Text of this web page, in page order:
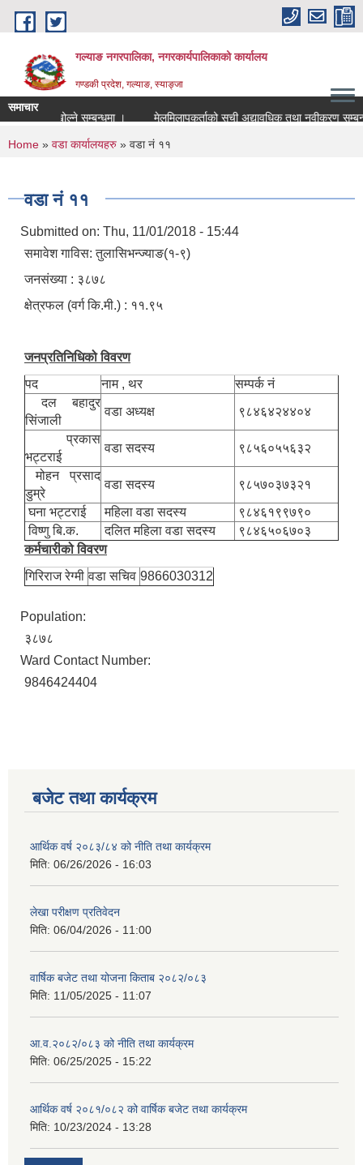
Skip to main content
गल्याङ नगरपालिका, नगरकार्यपालिकाको कार्यालय
गण्डकी प्रदेश, गल्याङ, स्याङ्जा
समाचार
प्रस्ताव खोल्ने सम्बन्धमा ।
मेलमिलापकर्ताको सूची अद्यावधिक तथा
You are here
Home » वडा कार्यालयहरु » वडा नं ११
वडा नं ११
Submitted on: Thu, 11/01/2018 - 15:44
समावेश गाविस: तुलासिभन्ज्याङ(१-९)
जनसंख्या : ३८७८
क्षेत्रफल (वर्ग कि.मी.) : ११.९५
जनप्रतिनिधिको विवरण
पद
नाम , थर
सम्पर्क नं
दल बहादुर
सिंजाली
वडा अध्यक्ष
९८४६४२४४०४
प्रकास
भट्टराई
वडा सदस्य
९८५६०५५६३२
मोहन प्रसाद
डुम्रे
वडा सदस्य
९८५७०३७३२१
घना भट्टराई
महिला वडा सदस्य
९८४६१९९७९०
विष्णु बि.क.
दलित महिला वडा सदस्य
९८४६५०६७०३
कर्मचारीको विवरण
गिरिराज रेग्मी वडा सचिव 9866030312
Population:
३८७८
Ward Contact Number:
9846424404
बजेट तथा कार्यक्रम
आर्थिक वर्ष २०८३/८४ को नीति तथा कार्यक्रम
मिति: 06/26/2026 - 16:03
लेखा परीक्षण प्रतिवेदन
मिति: 06/04/2026 - 11:00
वार्षिक बजेट तथा योजना किताब २०८२/०८३
मिति: 11/05/2025 - 11:07
आ.व.२०८२/०८३ को नीति तथा कार्यक्रम
मिति: 06/25/2025 - 15:22
आर्थिक वर्ष २०८१/०८२ को वार्षिक बजेट तथा कार्यक्रम
मिति: 10/23/2024 - 13:28